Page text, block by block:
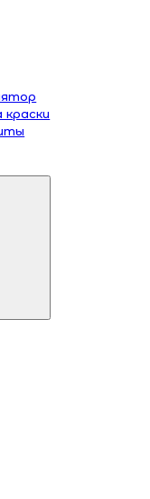
краски